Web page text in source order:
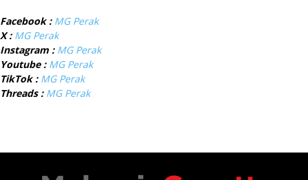
Facebook : MG Perak
X : MG Perak
Instagram : MG Perak
Youtube : MG Perak
TikTok : MG Perak
Threads : MG Perak